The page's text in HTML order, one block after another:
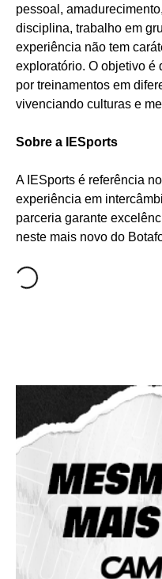
pessoal,
disciplina, trabalho em
experiência não tem
exploratório. O objetivo é
por treinamentos em
vivenciando culturas e
Sobre a IESports
A IESports é referência
experiência em
parceria garante
neste mais novo do